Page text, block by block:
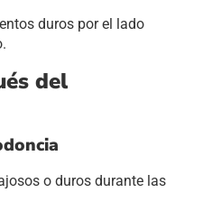
duros por el lado
del
o duros durante las